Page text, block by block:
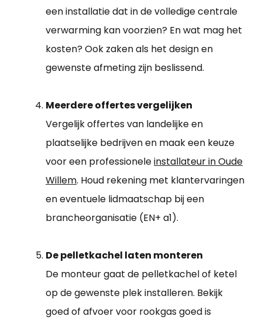
een installatie dat in de volledige centrale
verwarming kan voorzien? En wat mag het
kosten? Ook zaken als het design en
gewenste afmeting zijn beslissend.
Meerdere offertes vergelijken
Vergelijk offertes van landelijke en
plaatselijke bedrijven en maak een keuze
voor een professioneleinstallateur in Oude
Willem. Houd rekening met klantervaringen
en eventuele lidmaatschap bij een
brancheorganisatie (EN+ a1).
De pelletkachel laten monteren
De monteur gaat de pelletkachel of ketel
op de gewenste plek installeren. Bekijk
goed of afvoer voor rookgas goed is